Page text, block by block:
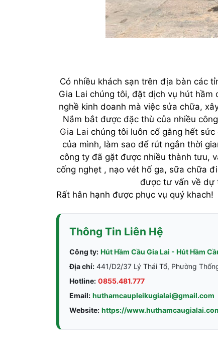
Có nhiều khách sạn trên địa bàn các
Gia Lai chúng tôi, đặt dịch vụ hút hầm
nghề kinh doanh mà việc sửa chữa,
Nắm bắt được đặc thù của nhiều
Gia Lai chúng tôi luôn cố gắng hết
của mình, làm sao để rút ngắn thời
công ty đã gặt được nhiều thành tưu,
cống nghẹt , nạo vét hố ga, sữa chữa
được tư vấn về dự
Rất hân hạnh được phục vụ quý khach!
Thông Tin Liên Hệ
Công ty: Hút Hầm Cầu Gia Lai - Hút Hầm
Địa chỉ: 441/D2/37 Lý Thái Tổ, Phường
Hotline: 0855.481.777
Email: huthamcaupleikugialai@gmail.com
Website: https://